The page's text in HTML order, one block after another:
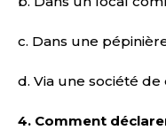
c. Dans une
d. Via une société
4. Comment